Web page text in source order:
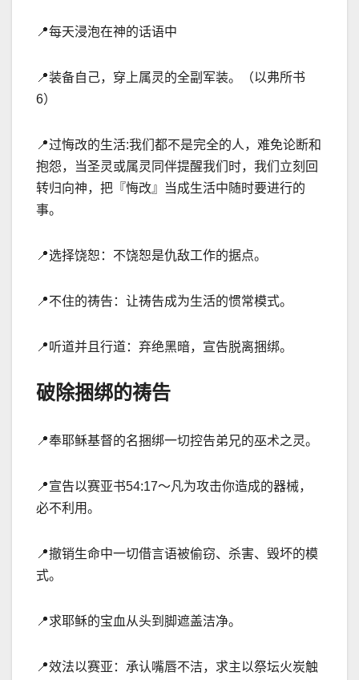
📍每天浸泡在神的话语中
📍装备自己，穿上属灵的全副军装。（以弗所书
6）
📍过悔改的生活:我们都不是完全的人，难免论断和
抱怨，当圣灵或属灵同伴提醒我们时，我们立刻回
转归向神，把『悔改』当成生活中随时要进行的
事。
📍选择饶恕：不饶恕是仇敌工作的据点。
📍不住的祷告：让祷告成为生活的惯常模式。
📍听道并且行道：弃绝黑暗，宣告脱离捆绑。
破除捆绑的祷告
📍奉耶稣基督的名捆绑一切控告弟兄的巫术之灵。
📍宣告以赛亚书54:17～凡为攻击你造成的器械，
必不利用。
📍撤销生命中一切借言语被偷窃、 杀害、毁坏的模
式。
📍求耶稣的宝血从头到脚遮盖洁净。
📍效法以赛亚：承认嘴唇不洁，求主以祭坛火炭触